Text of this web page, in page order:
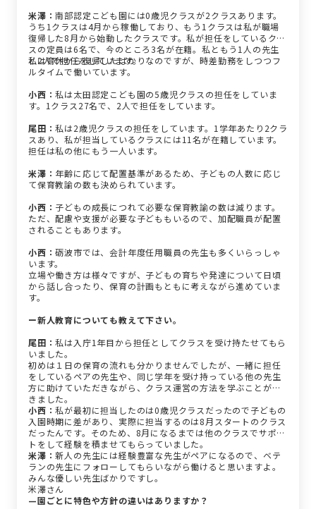
米澤：南部認定こども園には0歳児クラスが2クラスあります。
うち1クラスは4月から稼働しており、もう1クラスは私が職場
復帰した8月から始動したクラスです。私が担任をしているクラ
スの定員は6名で、今のところ3名が在籍。私ともう1人の先生
と2人で担任をしています。
私は育休から復帰したばかりなのですが、時差勤務をしつつフ
ルタイムで働いています。
小西：私は太田認定こども園の5歳児クラスの担任をしていま
す。1クラス27名で、2人で担任をしています。
尾田：私は2歳児クラスの担任をしています。1学年あたり2クラ
スあり、私が担当しているクラスには11名が在籍しています。
担任は私の他にもう一人います。
米澤： 年齢に応じて配置基準があるため、子どもの人数に応じ
て保育教諭の数も決められています。
小西： 子どもの成長につれて必要な保育教諭の数は減ります。
ただ、配慮や支援が必要な子どももいるので、加配職員が配置
されることもあります。
小西：砺波市では、会計年度任用職員の先生も多くいらっしゃ
います。
立場や働き方は様々ですが、子どもの育ちや発達について日頃
から話し合ったり、保育の計画もともに考えながら進めていま
す。
ー新人教育についても教えて下さい。
尾田：私は入庁1年目から担任としてクラスを受け持たせてもら
いました。
初めは１日の保育の流れも分かりませんでしたが、一緒に担任
をしているペアの先生や、同じ学年を受け持っている他の先生
方に助けていただきながら、クラス運営の方法を学ぶことがで
きました。
小西：私が最初に担当したのは0歳児クラスだったので子どもの
入園時期に差があり、実際に担当するのは8月スタートのクラス
だったんです。そのため、8月になるまでは他のクラスでサポー
トをして経験を積ませてもらっていました。
米澤：新人の先生には経験豊富な先生がペアになるので、ベテ
ランの先生にフォローしてもらいながら働けると思いますよ。
みんな優しい先生ばかりですし。
米澤さん
—園ごとに特色や方針の違いはありますか？